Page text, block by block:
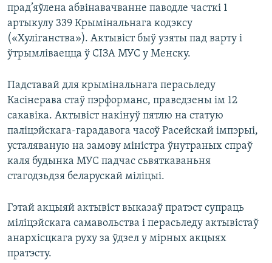
прад’яўлена абвінавачванне паводле часткі 1
артыкулу 339 Крымінальнага кодэксу
(«Хуліганства»). Актывіст быў узяты пад варту і
ўтрымліваецца ў СІЗА МУС у Менску.
Падставай для крымінальнага перасьледу
Касінерава стаў пэрформанс, праведзены ім 12
сакавіка. Актывіст накінуў пятлю на статую
паліцэйскага-гарадавога часоў Расейскай імпэрыі,
усталяваную на замову міністра ўнутраных спраў
каля будынка МУС падчас сьвяткаваньня
стагодзьдзя беларускай міліцыі.
Гэтай акцыяй актывіст выказаў пратэст супраць
міліцэйскага самавольства і перасьледу актывістаў
анархісцкага руху за ўдзел у мірных акцыях
пратэсту.